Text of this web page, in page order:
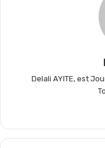
Delali AYITE, est